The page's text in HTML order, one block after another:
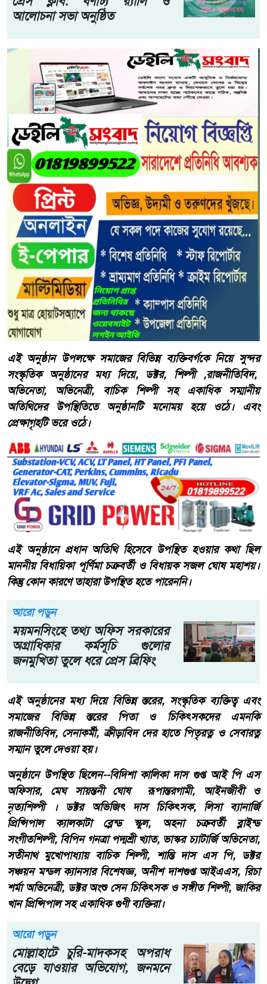
আলোচনা সভা অনুষ্ঠিত
এই অনুষ্ঠান উপলক্ষে সমাজের বিভিন্ন ব্যক্তিবর্গকে নিয়ে সুন্দর
সংস্কৃতিক অনুষ্ঠানের মধ্য দিয়ে, ডক্টর, শিল্পী ,রাজনীতিবিদ,
অভিনেতা, অভিনেত্রী, বাচিক শিল্পী সহ একাধিক সম্মানীয়
অতিথিদের উপস্থিতিতে অনুষ্ঠানটি মনোময় হয়ে ওঠে। এবং
প্রেক্ষাগৃহটি ভরে ওঠে।
এই অনুষ্ঠানে প্রধান অতিথি হিসেবে উপস্থিত হওয়ার কথা ছিল
মাননীয় বিধায়িকা পূর্ণিমা চক্রবর্তী ও বিধায়ক সজল ঘোষ মহাশয়।
কিন্তু কোন কারণে তাহারা উপস্থিত হতে পারেননি।
আরো পড়ুন
ময়মনসিংহে তথ্য অফিস সরকারের
অগ্রাধিকার কর্মসূচি গুলোর
জনমুখিতা তুলে ধরে প্রেস ব্রিফিং
এই অনুষ্ঠানের মধ্য দিয়ে বিভিন্ন স্তরের, সংস্কৃতিক ব্যক্তিত্ব এবং
সমাজের বিভিন্ন স্তরের পিতা ও চিকিৎসকদের এমনকি
রাজনীতিবিদ, সেনাকর্মী, ক্রীড়াবিদ দের হাতে পিতৃরত্ন ও সেবারত্ন
সম্মান তুলে দেওয়া হয়।
অনুষ্ঠানে উপস্থিত ছিলেন--বিদিশা কালিকা দাস গুপ্ত আই পি এস
অফিসার, মেঘ সায়ন্তনী ঘোষ রূপান্তরগামী, আইনজীবী ও
নৃত্যশিল্পী । ডক্টর অভিজিৎ দাস চিকিৎসক, লিসা ব্যানার্জি
প্রিন্সিপাল ক্যালকাটা ব্লেন্ড স্কুল, অহনা চক্রবর্তী ব্লাইন্ড
সংগীতশিল্পী, বিপিন গনত্রা পদ্মশ্রী খ্যাত, ভাস্কর চ্যাটার্জি অভিনেতা,
সতীনাথ মুখোপাধ্যায় বাচিক শিল্পী, শান্তি দাস এস পি, ডক্টর
সঞ্চয়ন মন্ডল ক্যানসার বিশেষজ্ঞ, অনীশ দাশগুপ্ত আইএএস, রিচা
শর্মা অভিনেত্রী, ডক্টর অংশু সেন চিকিৎসক ও সঙ্গীত শিল্পী, জাকির
খান প্রিন্সিপাল সহ একাধিক গুণী ব্যক্তিরা।
আরো পড়ুন
মোল্লাহাটে চুরি-মাদকসহ অপরাধ
বেড়ে যাওয়ার অভিযোগ, জনমনে